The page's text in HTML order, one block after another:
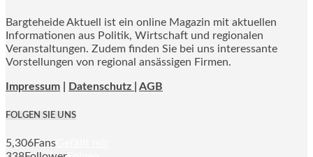
Bargteheide Aktuell ist ein online Magazin mit aktuellen
Informationen aus Politik, Wirtschaft und regionalen
Veranstaltungen. Zudem finden Sie bei uns interessante
Vorstellungen von regional ansässigen Firmen.
Impressum Datenschutz | AGB
FOLGEN SIE UNS
5,306Fans